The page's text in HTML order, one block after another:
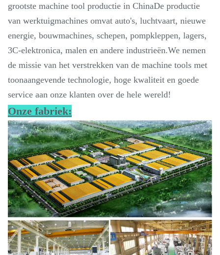
grootste machine tool productie in ChinaDe productie
van werktuigmachines omvat auto's, luchtvaart, nieuwe
energie, bouwmachines, schepen, pompkleppen, lagers,
3C-elektronica, malen en andere industrieën.We nemen
de missie van het verstrekken van de machine tools met
toonaangevende technologie, hoge kwaliteit en goede
service aan onze klanten over de hele wereld!
Onze fabriek: